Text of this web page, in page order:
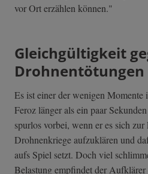
vor Ort erzählen können."
Gleichgültigkeit
Drohnentötungen
Es ist einer der wenigen Momente
Feroz länger als ein paar
spurlos vorbei, wenn er es sich
Drohnenkriege aufzuklären und
aufs Spiel setzt. Doch viel
Belastung empfindet der Aufklärer